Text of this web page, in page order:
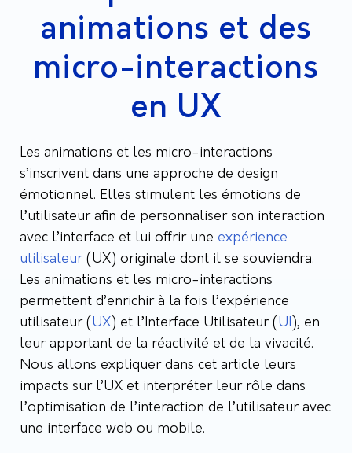
animations et des
micro-interactions
en UX
Les animations et les micro-interactions
s’inscrivent dans une approche de design
émotionnel. Elles stimulent les émotions de
l’utilisateur afin de personnaliser son interaction
avec l’interface et lui offrir une expérience
utilisateur(UX) originale dont il se souviendra.
Les animations et les micro-interactions
permettent d’enrichir à la fois l’expérience
utilisateur (UX) et l’Interface Utilisateur (UI), en
leur apportant de la réactivité et de la vivacité.
Nous allons expliquer dans cet article leurs
impacts sur l’UX et interpréter leur rôle dans
l’optimisation de l’interaction de l’utilisateur avec
une interface web ou mobile.